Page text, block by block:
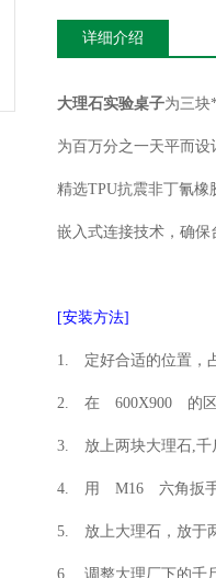
详细介绍
大理石实验桌子为三
为百万分之一天平而设
精选TPU抗震非丁氰
嵌入式连接技术，确
[安装方法]
1. 定好合适的位置，
2. 在 600X900 的区
3. 放上两块大理石,千
4. 用 M16 六角扳手
5. 放上大理石，放于
6. 调整大理厂下的千